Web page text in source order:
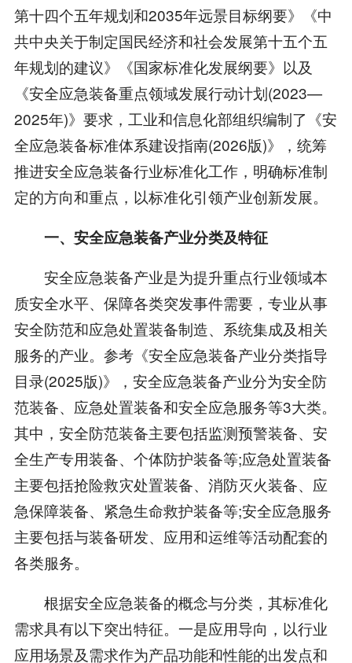
第十四个五年规划和2035年远景目标纲要》《中
共中央关于制定国民经济和社会发展第十五个五
年规划的建议》《国家标准化发展纲要》以及
《安全应急装备重点领域发展行动计划(2023—
2025年)》要求，工业和信息化部组织编制了《安
全应急装备标准体系建设指南(2026版)》，统筹
推进安全应急装备行业标准化工作，明确标准制
定的方向和重点，以标准化引领产业创新发展。
一、安全应急装备产业分类及特征
安全应急装备产业是为提升重点行业领域本
质安全水平、保障各类突发事件需要，专业从事
安全防范和应急处置装备制造、系统集成及相关
服务的产业。参考《安全应急装备产业分类指导
目录(2025版)》，安全应急装备产业分为安全防
范装备、应急处置装备和安全应急服务等3大类。
其中，安全防范装备主要包括监测预警装备、安
全生产专用装备、个体防护装备等;应急处置装备
主要包括抢险救灾处置装备、消防灭火装备、应
急保障装备、紧急生命救护装备等;安全应急服务
主要包括与装备研发、应用和运维等活动配套的
各类服务。
根据安全应急装备的概念与分类，其标准化
需求具有以下突出特征。一是应用导向，以行业
应用场景及需求作为产品功能和性能的出发点和